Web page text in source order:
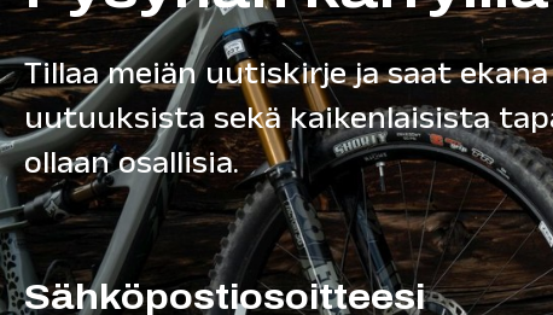
Tillaa meiän uutiskirje ja saat
uutuuksista sekä kaikenlaisista
ollaan osallisia.
Sähköpostiosoitteesi